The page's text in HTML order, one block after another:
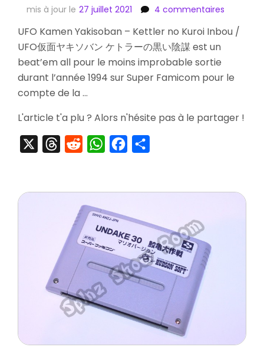
mis à jour le 27 juillet 2021 4 commentaires
UFO
–
Kettler
Inbou
UFO Kamen Yakisoban – Kettler no Kuroi Inbou /
UFO仮面ヤキソバン ケトラーの黒い陰謀 est un
beat’em all pour le moins improbable sortie
durant l’année 1994 sur Super Famicom pour le
compte de la …
L'article t'a plu ? Alors n'hésite pas à le partager !
ThreadsRedditWhatsAppFacebook